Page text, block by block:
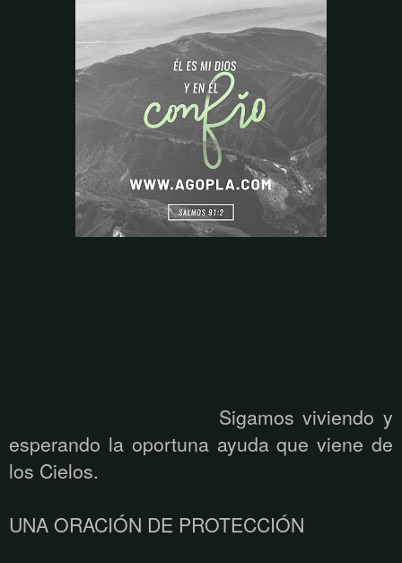
Sigamos viviendo y
esperando la oportuna ayuda que viene de
los Cielos.
UNA ORACIÓN DE PROTECCIÓN